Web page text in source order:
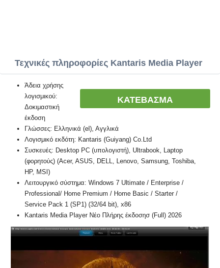
Τεχνικές πληροφορίες Kantaris Media Player
ΚΑΤΕΒΑΣΜΑ
Άδεια χρήσης
λογισμικού:
Δοκιμαστική
έκδοση
Γλώσσες: Ελληνικά (el), Αγγλικά
Λογισμικό εκδότη: Kantaris (Guiyang) Co.Ltd
Συσκευές: Desktop PC (υπολογιστή), Ultrabook, Laptop
(φορητούς) (Acer, ASUS, DELL, Lenovo, Samsung, Toshiba,
HP, MSI)
Λειτουργικό σύστημα: Windows 7 Ultimate / Enterprise /
Professional/ Home Premium / Home Basic / Starter /
Service Pack 1 (SP1) (32/64 bit), x86
Kantaris Media Player Νέο Πλήρης έκδοσησ (Full) 2026